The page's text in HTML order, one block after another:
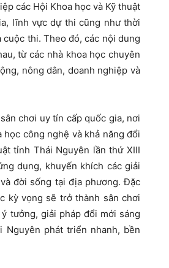
các Hội Khoa học và Kỹ thuật
lĩnh vực dự thi cũng như thời
thi. Theo đó, các nội dung
từ các nhà khoa học chuyên
nông dân, doanh nghiệp và
chơi uy tín cấp quốc gia, nơi
công nghệ và khả năng đổi
tỉnh Thái Nguyên lần thứ XIII
dụng, khuyến khích các giải
đời sống tại địa phương. Đặc
kỳ vọng sẽ trở thành sân chơi
tưởng, giải pháp đổi mới sáng
phát triển nhanh, bền